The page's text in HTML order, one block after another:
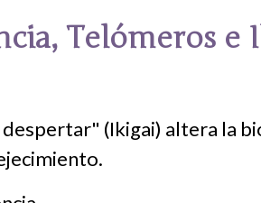
Telómeros e
(Ikigai) altera la